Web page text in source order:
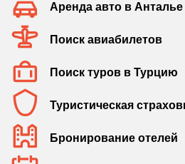
Аренда авто в Анталье
Поиск авиабилетов
Поиск туров в Турцию
Туристическая
Бронирование отелей